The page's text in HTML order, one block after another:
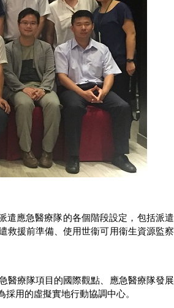
遣應急醫療隊的各個階段設定，包括派遣
救援前準備、使用世衞可用衞生資源監察
醫療隊項目的國際觀點、應急醫療隊發展
用的虛擬實地行動協調中心。